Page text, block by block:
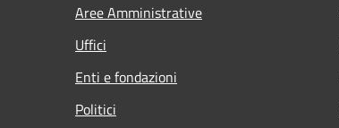
Aree Amministrative
Uffici
Enti e fondazioni
Politici